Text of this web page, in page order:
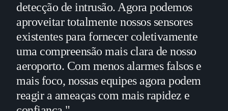
detecção de intrusão. Agora podemos
aproveitar totalmente nossos sensores
existentes para fornecer coletivamente
uma compreensão mais clara de nosso
aeroporto. Com menos alarmes falsos e
mais foco, nossas equipes agora podem
reagir a ameaças com mais rapidez e